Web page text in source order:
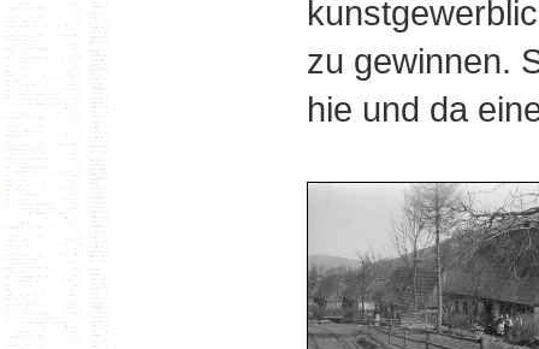
zu gewinnen.
hie und da